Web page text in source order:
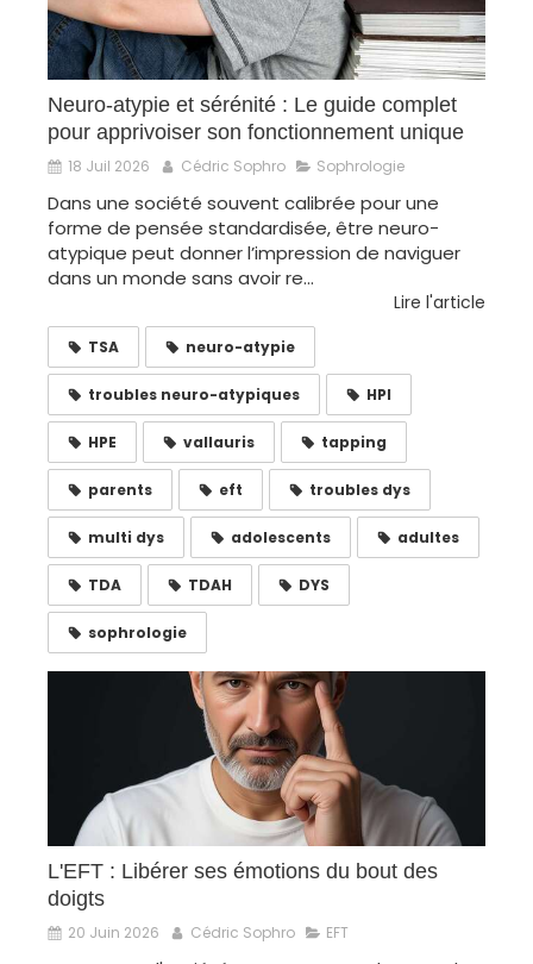
Neuro-atypie et sérénité : Le guide complet
pour apprivoiser son fonctionnement unique
18 Juil 2026 Cédric Sophro Sophrologie
Dans une société souvent calibrée pour une
forme de pensée standardisée, être neuro-
atypique peut donner l’impression de naviguer
dans un monde sans avoir re...
Lire l'article
TSA neuro-atypie
troubles neuro-atypiques HPI
HPE vallauris tapping
parents eft troubles dys
multi dys adolescents adultes
TDA TDAH DYS
sophrologie
L'EFT : Libérer ses émotions du bout des
doigts
20 Juin 2026 Cédric Sophro EFT